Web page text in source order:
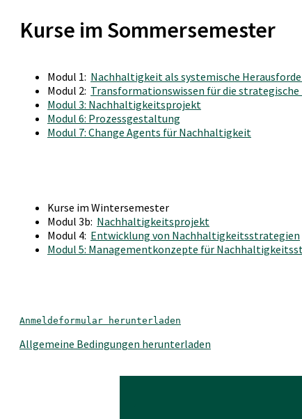
Kurse im Sommersemester
Modul 1: Nachhaltigkeit als systemische
Modul 2: Transformationswissen für die
Modul 3: Nachhaltigkeitsprojekt
Modul 6: Prozessgestaltung
Modul 7: Change Agents für Nachhaltigkeit
Kurse im Wintersemester
Modul 3b: Nachhaltigkeitsprojekt
Modul 4: Entwicklung von Nachhaltigkeitsstrategien
Modul 5: Managementkonzepte für
Anmeldeformular herunterladen
Allgemeine Bedingungen herunterladen